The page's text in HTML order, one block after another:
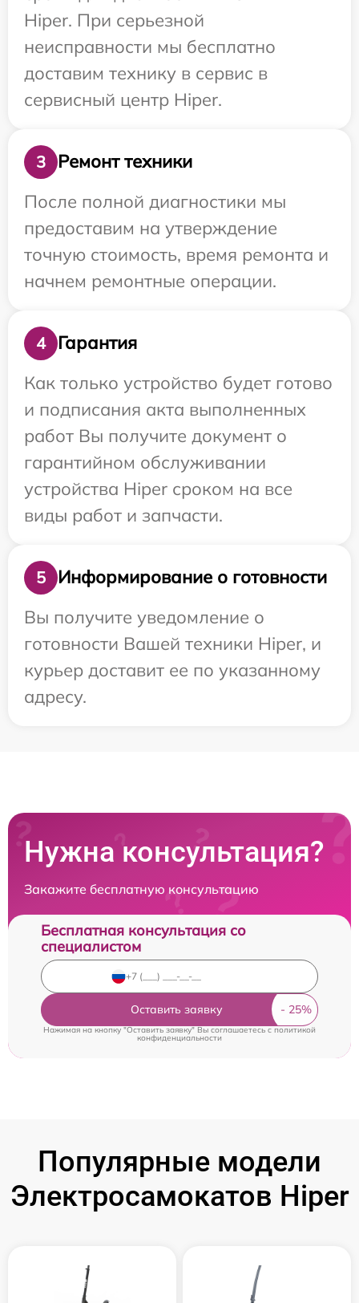
Hiper. При серьезной
неисправности мы бесплатно
доставим технику в сервис в
сервисный центр Hiper.
3
Ремонт техники
После полной диагностики мы
предоставим на утверждение
точную стоимость, время ремонта и
начнем ремонтные операции.
4
Гарантия
Как только устройство будет готово
и подписания акта выполненных
работ Вы получите документ о
гарантийном обслуживании
устройства Hiper сроком на все
виды работ и запчасти.
5
Информирование о готовности
Вы получите уведомление о
готовности Вашей техники Hiper, и
курьер доставит ее по указанному
адресу.
Нужна консультация?
Закажите бесплатную консультацию
Бесплатная консультация со
специалистом
Оставить заявку
Нажимая на кнопку "Оставить заявку" Вы соглашаетесь cполитикой
конфиденциальности
Популярные модели
Электросамокатов Hiper